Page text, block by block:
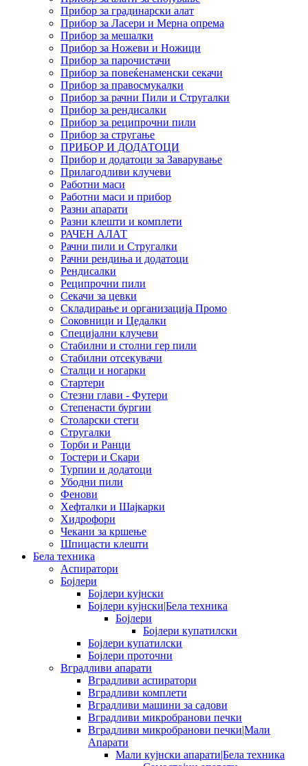
Прибор за градинарски алат
Прибор за Ласери и Мерна опрема
Прибор за мешалки
Прибор за Ножеви и Ножици
Прибор за парочистачи
Прибор за повеќенаменски секачи
Прибор за правосмукалки
Прибор за рачни Пили и Стругалки
Прибор за рендисалки
Прибор за реципрочни пили
Прибор за стругање
ПРИБОР И ДОДАТОЦИ
Прибор и додатоци за Заварување
Прилагодливи клучеви
Работни маси
Работни маси и прибор
Разни апарати
Разни клешти и комплети
РАЧЕН АЛАТ
Рачни пили и Стругалки
Рачни рендиња и додатоци
Рендисалки
Реципрочни пили
Секачи за цевки
Складирање и организација Промо
Соковници и Цедалки
Специјални клучеви
Стабилни и столни гер пили
Стабилни отсекувачи
Сталци и ногарки
Стартери
Стезни глави - Футери
Степенасти бургии
Столарски стеги
Стругалки
Торби и Ранци
Тостери и Скари
Турпии и додатоци
Убодни пили
Фенови
Хефталки и Шајкарки
Хидрофори
Чекани за кршење
Шпицасти клешти
Бела техника
Аспиратори
Бојлери
Бојлери кујнски
Бојлери кујнски|Бела техника
Бојлери
Бојлери купатилски
Бојлери купатилски
Бојлери проточни
Вградливи апарати
Вградливи аспиратори
Вградливи комплети
Вградливи машини за садови
Вградливи микробранови печки
Вградливи микробранови печки|Мали
Апарати
Мали кујнски апарати|Бела техника